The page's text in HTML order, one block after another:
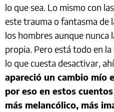
lo que sea. Lo mismo con
este trauma o fantasma de
los hombres aunque nunca
propia. Pero está todo en
lo que cuesta desactivar,
apareció un cambio mío
por eso en estos
más melancólico, más